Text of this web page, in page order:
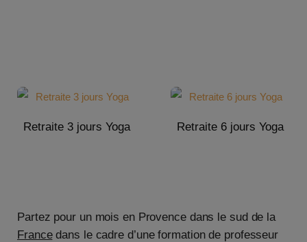
Retraite 3 jours Yoga Retraite 6 jours Yoga
Partez pour un mois en Provence dans le sud de la
Francedans le cadre d’une formation de professeur